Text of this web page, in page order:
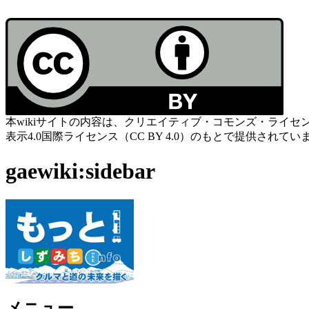
本wikiサイトの内容は、クリエイティブ・コモンズ・ライセ
表示4.0国際ライセンス（CC BY 4.0）のもとで提供されてい
gaewiki:sidebar